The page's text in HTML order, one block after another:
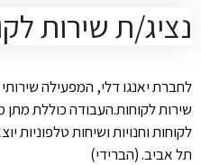
נציג/ת שירות
לחברת יאנגו דלי, המפעילה שירותי
שירות לקוחות.העבודה כוללת
לקוחות וחנויות ושיחות טלפוניות
תל אביב. (הברידי)